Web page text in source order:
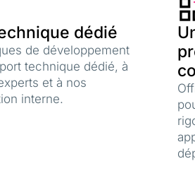
dédié
de développement
technique dédié, à
et à nos
interne.